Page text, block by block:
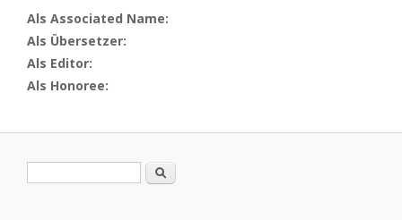
Als Associated Name:
Als Übersetzer:
Als Editor:
Als Honoree:
Suche